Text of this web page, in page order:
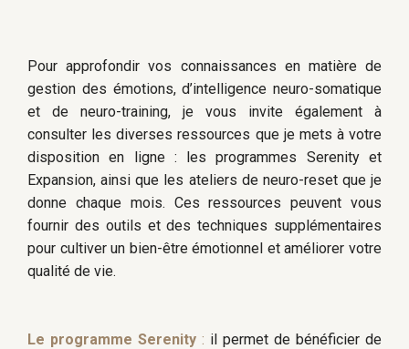
Pour approfondir vos connaissances en matière de
gestion des émotions, d’intelligence neuro-somatique
et de neuro-training, je vous invite également à
consulter les diverses ressources que je mets à votre
disposition en ligne : les programmes Serenity et
Expansion, ainsi que les ateliers de neuro-reset que je
donne chaque mois. Ces ressources peuvent vous
fournir des outils et des techniques supplémentaires
pour cultiver un bien-être émotionnel et améliorer votre
qualité de vie.
Le programme Serenity : il permet de bénéficier de